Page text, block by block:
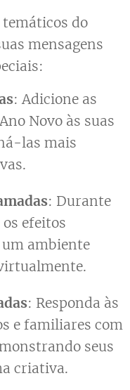
do
mensagens
: Adicione as
Novo às suas
las mais
: Durante
efeitos
ambiente
: Responda às
e familiares com
seus
criativa.